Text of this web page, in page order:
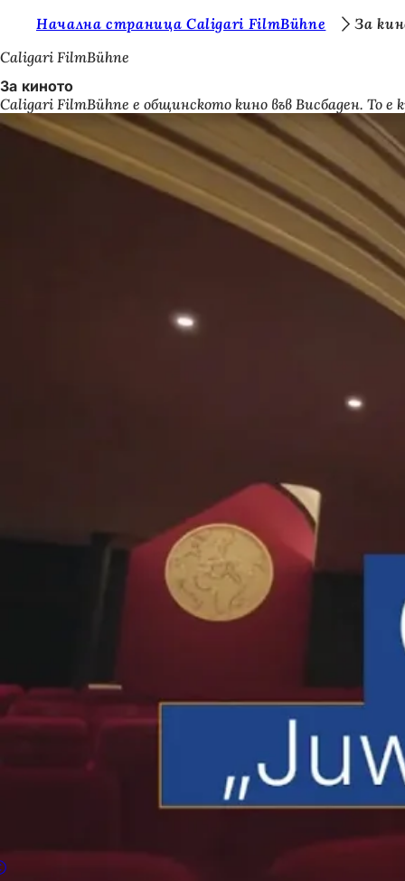
Преминаване към съдържанието
и
е
с
т
Начална страница Caligari FilmBühne
За
Caligari FilmBühne
За киното
Caligari FilmBühne е общинското кино във Висбаден. То